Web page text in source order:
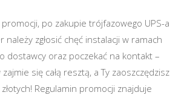
promocji, po zakupie trójfazowego UPS-a
należy zgłosić chęć instalacji w ramach
dostawcy oraz poczekać na kontakt –
się całą resztą, a Ty zaoszczędzisz
Regulamin promocji znajduje